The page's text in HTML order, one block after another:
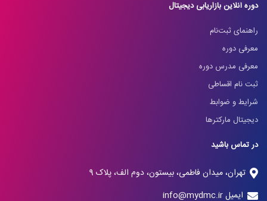
دوره آنلاین بازاریابی دیجیتال
راهنمای ثبت‌نام
معرفی دوره
معرفی مدرس دوره
ثبت نام اقساطی
شرایط و ضوابط
دیجیتال مارکترها
در تماس باشید
تهران، میدان فاطمی، بیستون، دوم الف، پلاک 9
ایمیل info@mydmc.ir